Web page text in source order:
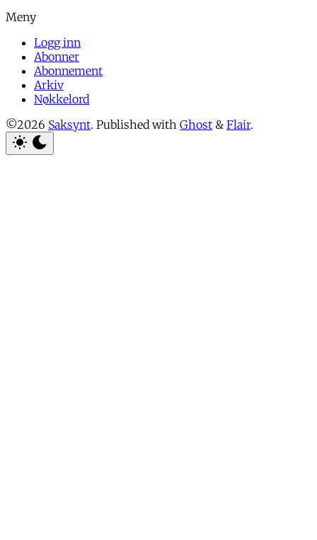
Logg inn
Abonner
Abonnement
Arkiv
Nøkkelord
©2026 Saksynt. Published with Ghost & Flair.